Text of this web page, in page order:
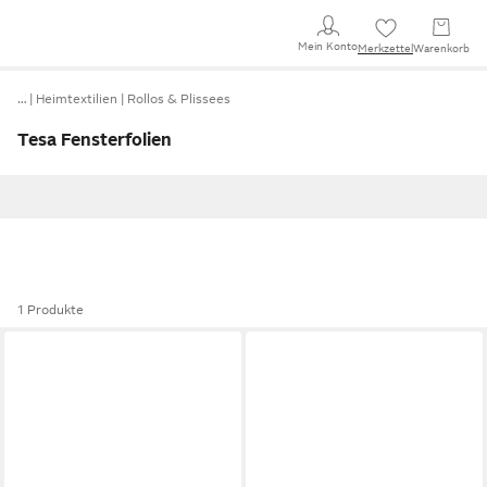
Mein KontoMerkzettel Warenkorb
… Heimtextilien Rollos & Plissees
Tesa Fensterfolien
1 Produkte